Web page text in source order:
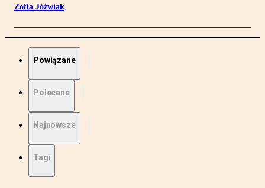
Zofia Jóźwiak
Powiązane
Polecane
Najnowsze
Tagi